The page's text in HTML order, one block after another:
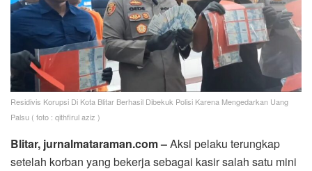
Residivis Korupsi Di Kota Blitar Berhasil Dibekuk Polisi Karena Mengedarkan Uang
Palsu ( foto : qithfirul aziz )
Blitar, jurnalmataraman.com–Aksi pelaku terungkap
setelah korban yang bekerja sebagai kasir salah satu mini